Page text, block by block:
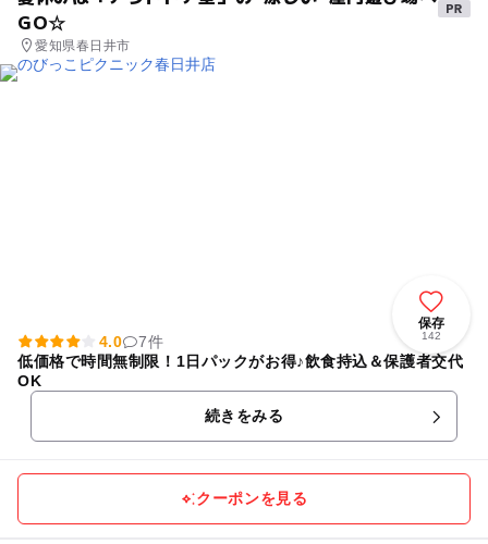
GO☆
愛知県春日井市
保存
142
4.0
7件
低価格で時間無制限！1日パックがお得♪飲食持込＆保護者交代
OK
続きをみる
クーポンを見る